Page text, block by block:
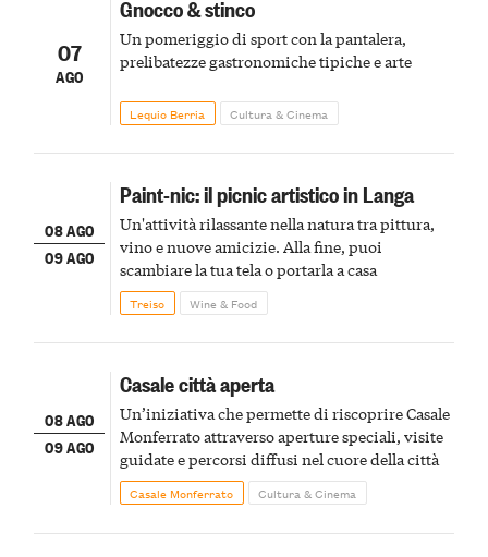
07
AGO
Gnocco & stinco
Un pomeriggio di sport con la pantalera,
prelibatezze gastronomiche tipiche e arte
Lequio Berria Cultura & Cinema
08 AGO
09 AGO
Paint-nic: il picnic artistico in Langa
Un'attività rilassante nella natura tra pittura,
vino e nuove amicizie. Alla fine, puoi
scambiare la tua tela o portarla a casa
Treiso Wine & Food
08 AGO
09 AGO
Casale città aperta
Un’iniziativa che permette di riscoprire Casale
Monferrato attraverso aperture speciali, visite
guidate e percorsi diffusi nel cuore della città
Casale Monferrato Cultura & Cinema